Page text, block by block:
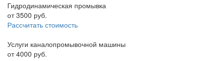
Гидродинамическая промывка
от3500 руб.
Рассчитать стоимость
Услуги каналопромывочной машины
от4000 руб.